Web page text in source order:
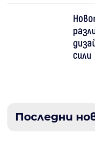
сили
Последни